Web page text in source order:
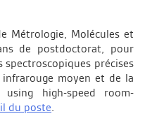
Métrologie, Molécules et
de postdoctorat, pour
précises
infrarouge moyen et de la
using high-speed room-
du poste